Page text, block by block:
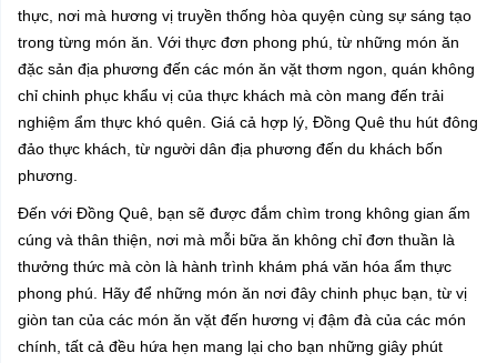
thực, nơi mà hương vị truyền thống hòa quyện cùng sự sáng tạo
trong từng món ăn. Với thực đơn phong phú, từ những món ăn
đặc sản địa phương đến các món ăn vặt thơm ngon, quán không
chỉ chinh phục khẩu vị của thực khách mà còn mang đến trải
nghiệm ẩm thực khó quên. Giá cả hợp lý, Đồng Quê thu hút đông
đảo thực khách, từ người dân địa phương đến du khách bốn
phương.
Đến với Đồng Quê, bạn sẽ được đắm chìm trong không gian ấm
cúng và thân thiện, nơi mà mỗi bữa ăn không chỉ đơn thuần là
thưởng thức mà còn là hành trình khám phá văn hóa ẩm thực
phong phú. Hãy để những món ăn nơi đây chinh phục bạn, từ vị
giòn tan của các món ăn vặt đến hương vị đậm đà của các món
chính, tất cả đều hứa hẹn mang lại cho bạn những giây phút